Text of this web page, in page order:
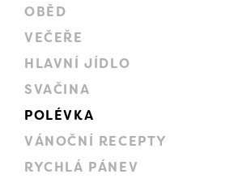
OBĚD
VEČEŘE
HLAVNÍ JÍDLO
SVAČINA
POLÉVKA
VÁNOČNÍ RECEPTY
RYCHLÁ PÁNEV